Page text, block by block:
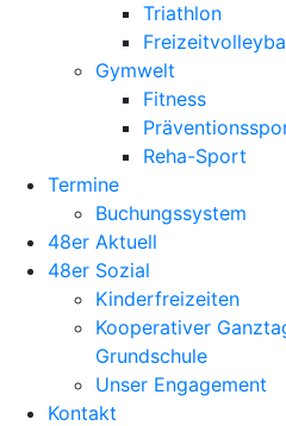
Triathlon
Gymwelt
Fitness
Reha-Sport
Termine
Buchungssystem
48er Aktuell
48er Sozial
Kinderfreizeiten
Kooperativer
Grundschule
Unser Engagement
Kontakt